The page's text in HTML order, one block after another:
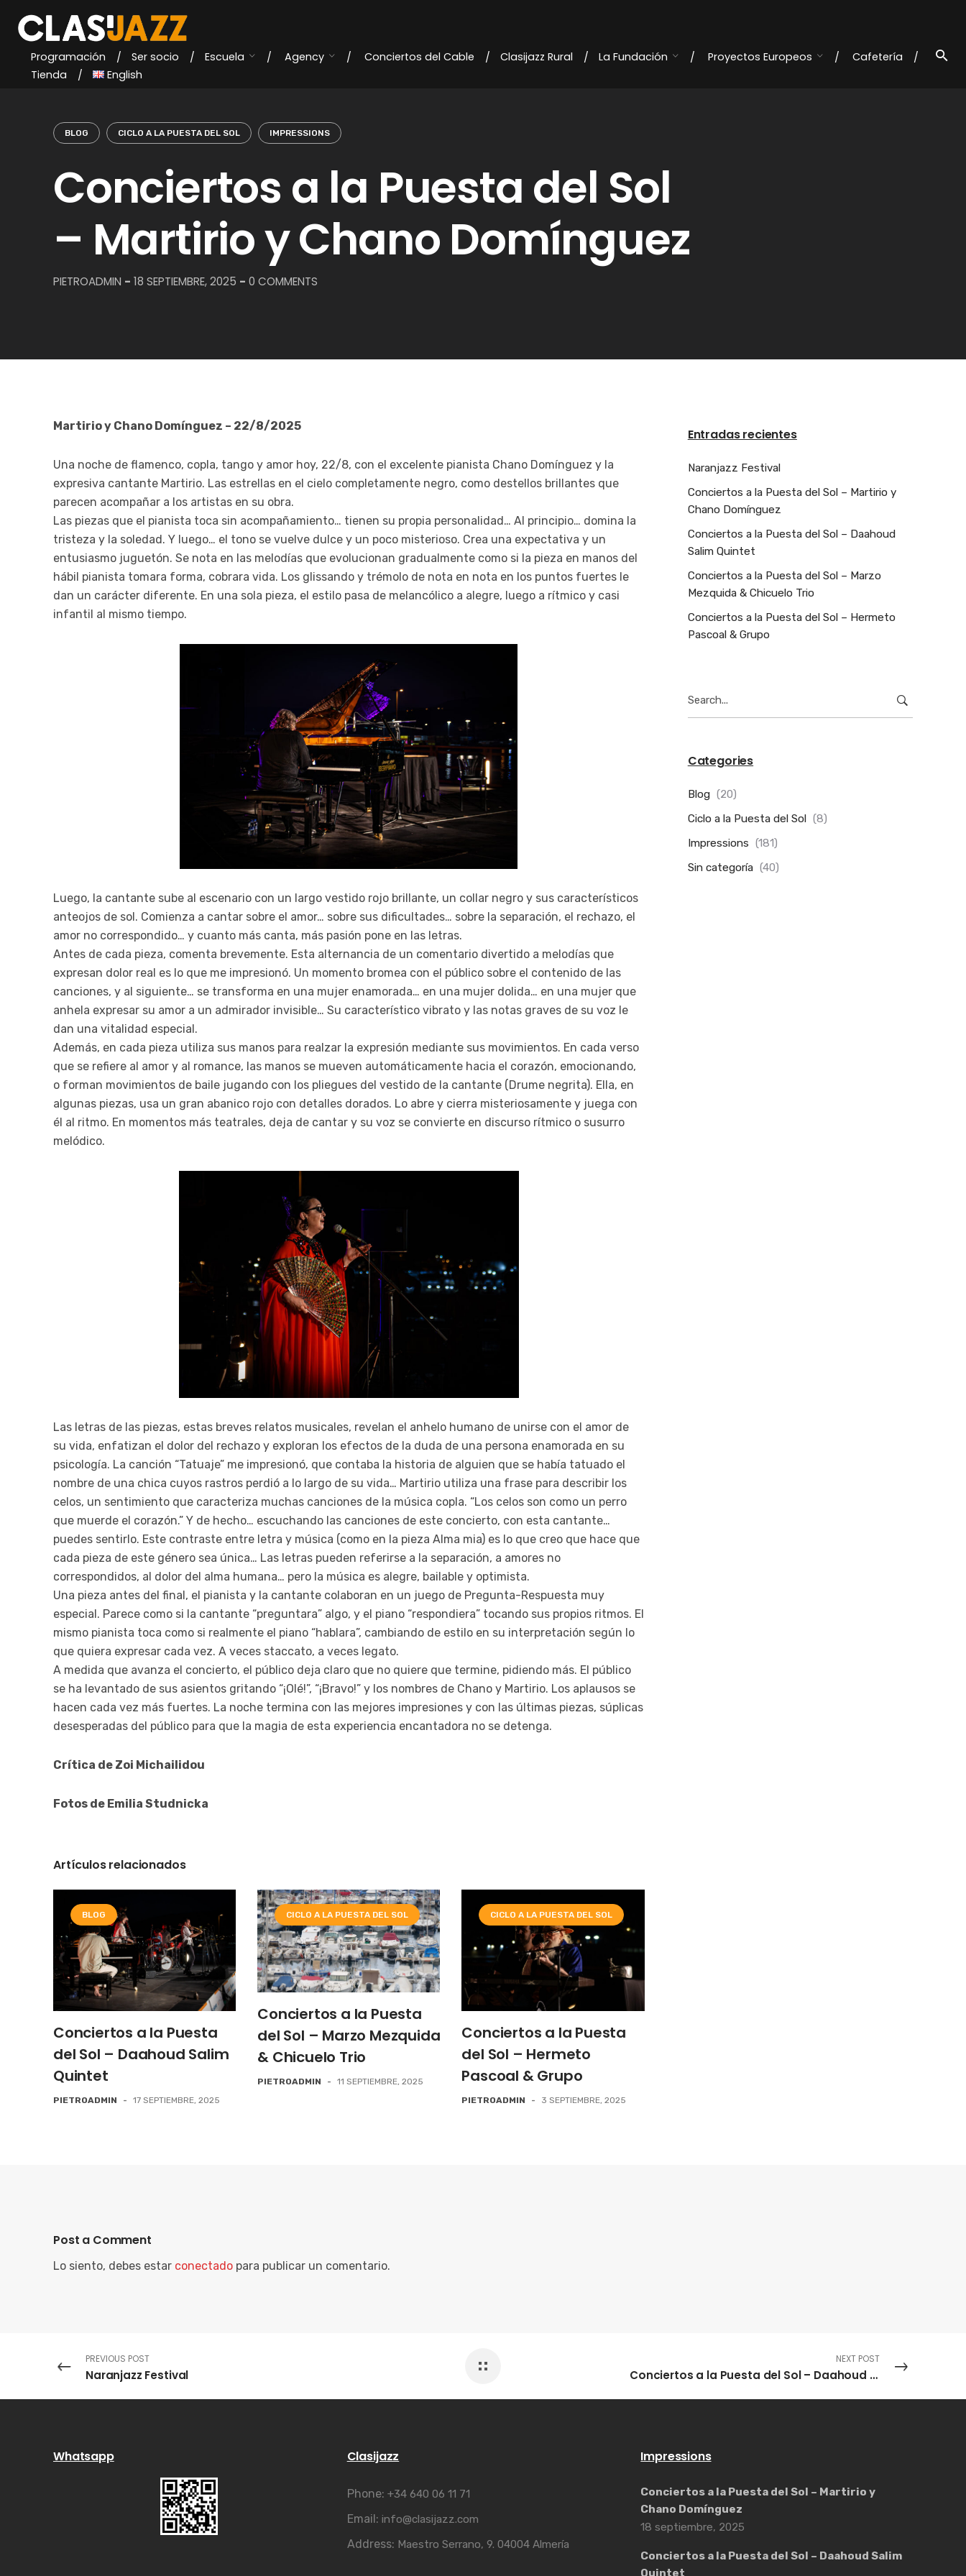
content
Programación Ser socio Escuela Agency Conciertos del Cable Clasijazz Rural La Fundación Proyectos Europeos
Cafetería
Tienda
English
BLOG CICLO A LA PUESTA DEL SOL IMPRESSIONS
Conciertos a la Puesta del Sol
– Martirio y Chano Domínguez
PIETROADMIN - 18 SEPTIEMBRE, 2025 - 0 COMMENTS
Martirio y Chano Domínguez – 22/8/2025
Una noche de flamenco, copla, tango y amor hoy, 22/8, con el excelente pianista Chano Domínguez y la
expresiva cantante Martirio. Las estrellas en el cielo completamente negro, como destellos brillantes que
parecen acompañar a los artistas en su obra.
Las piezas que el pianista toca sin acompañamiento… tienen su propia personalidad… Al principio… domina la
tristeza y la soledad. Y luego… el tono se vuelve dulce y un poco misterioso. Crea una expectativa y un
entusiasmo juguetón. Se nota en las melodías que evolucionan gradualmente como si la pieza en manos del
hábil pianista tomara forma, cobrara vida. Los glissando y trémolo de nota en nota en los puntos fuertes le
dan un carácter diferente. En una sola pieza, el estilo pasa de melancólico a alegre, luego a rítmico y casi
infantil al mismo tiempo.
Luego, la cantante sube al escenario con un largo vestido rojo brillante, un collar negro y sus característicos
anteojos de sol. Comienza a cantar sobre el amor… sobre sus dificultades… sobre la separación, el rechazo, el
amor no correspondido… y cuanto más canta, más pasión pone en las letras.
Antes de cada pieza, comenta brevemente. Esta alternancia de un comentario divertido a melodías que
expresan dolor real es lo que me impresionó. Un momento bromea con el público sobre el contenido de las
canciones, y al siguiente… se transforma en una mujer enamorada… en una mujer dolida… en una mujer que
anhela expresar su amor a un admirador invisible… Su característico vibrato y las notas graves de su voz le
dan una vitalidad especial.
Además, en cada pieza utiliza sus manos para realzar la expresión mediante sus movimientos. En cada verso
que se refiere al amor y al romance, las manos se mueven automáticamente hacia el corazón, emocionando,
o forman movimientos de baile jugando con los pliegues del vestido de la cantante (Drume negrita). Ella, en
algunas piezas, usa un gran abanico rojo con detalles dorados. Lo abre y cierra misteriosamente y juega con
él al ritmo. En momentos más teatrales, deja de cantar y su voz se convierte en discurso rítmico o susurro
melódico.
Las letras de las piezas, estas breves relatos musicales, revelan el anhelo humano de unirse con el amor de
su vida, enfatizan el dolor del rechazo y exploran los efectos de la duda de una persona enamorada en su
psicología. La canción “Tatuaje” me impresionó, que contaba la historia de alguien que se había tatuado el
nombre de una chica cuyos rastros perdió a lo largo de su vida… Martirio utiliza una frase para describir los
celos, un sentimiento que caracteriza muchas canciones de la música copla. “Los celos son como un perro
que muerde el corazón.” Y de hecho… escuchando las canciones de este concierto, con esta cantante…
puedes sentirlo. Este contraste entre letra y música (como en la pieza Alma mia) es lo que creo que hace que
cada pieza de este género sea única… Las letras pueden referirse a la separación, a amores no
correspondidos, al dolor del alma humana… pero la música es alegre, bailable y optimista.
Una pieza antes del final, el pianista y la cantante colaboran en un juego de Pregunta-Respuesta muy
especial. Parece como si la cantante “preguntara” algo, y el piano “respondiera” tocando sus propios ritmos. El
mismo pianista toca como si realmente el piano “hablara”, cambiando de estilo en su interpretación según lo
que quiera expresar cada vez. A veces staccato, a veces legato.
A medida que avanza el concierto, el público deja claro que no quiere que termine, pidiendo más. El público
se ha levantado de sus asientos gritando “¡Olé!”, “¡Bravo!” y los nombres de Chano y Martirio. Los aplausos se
hacen cada vez más fuertes. La noche termina con las mejores impresiones y con las últimas piezas, súplicas
desesperadas del público para que la magia de esta experiencia encantadora no se detenga.
Crítica de Zoi Michailidou
Fotos de Emilia Studnicka
Artículos relacionados
BLOG
Conciertos a la Puesta
del Sol – Daahoud Salim
Quintet
PIETROADMIN - 17 SEPTIEMBRE, 2025
CICLO A LA PUESTA DEL SOL
Conciertos a la Puesta
del Sol – Marzo Mezquida
& Chicuelo Trio
PIETROADMIN - 11 SEPTIEMBRE, 2025
CICLO A LA PUESTA DEL SOL
Conciertos a la Puesta
del Sol – Hermeto
Pascoal & Grupo
PIETROADMIN - 3 SEPTIEMBRE, 2025
Entradas recientes
Naranjazz Festival
Conciertos a la Puesta del Sol – Martirio y
Chano Domínguez
Conciertos a la Puesta del Sol – Daahoud
Salim Quintet
Conciertos a la Puesta del Sol – Marzo
Mezquida & Chicuelo Trio
Conciertos a la Puesta del Sol – Hermeto
Pascoal & Grupo
for:
Categories
Blog (20)
Ciclo a la Puesta del Sol (8)
Impressions (181)
Sin categoría (40)
Post a Comment
Lo siento, debes estar conectado para publicar un comentario.
PREVIOUS POST
Naranjazz Festival
NEXT POST
Conciertos a la Puesta del Sol – Daahoud Salim Quintet
Whatsapp Clasijazz
Phone: +34 640 06 11 71
Email: info@clasijazz.com
Address: Maestro Serrano, 9. 04004 Almería
Impressions
Conciertos a la Puesta del Sol – Martirio y
Chano Domínguez
18 septiembre, 2025
Conciertos a la Puesta del Sol – Daahoud Salim
Quintet